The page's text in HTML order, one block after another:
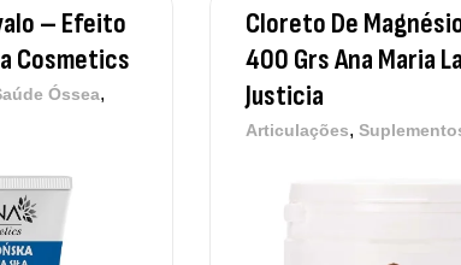
– Efeito
Cosmetics
Óssea,
Cloreto De
400 Grs Ana Maria La
Justicia
Articulações,